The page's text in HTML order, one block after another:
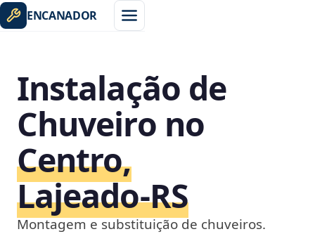
ENCANADOR
Instalação de
Chuveiro no
Centro,
Lajeado‑RS
Montagem e substituição de chuveiros.